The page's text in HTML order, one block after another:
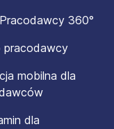
360°
pracodawcy
mobilna dla
dla